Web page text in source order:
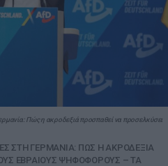
Πώς η ακροδεξιά προσπαθεί να προσελκύσει
ΣΤΗ ΓΕΡΜΑΝΙΑ: ΠΩΣ Η ΑΚΡΟΔΕΞΙΑ
ΕΒΡΑΙΟΥΣ ΨΗΦΟΦΟΡΟΥΣ – ΤΑ